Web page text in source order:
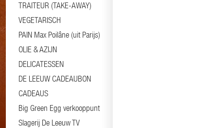
TRAITEUR (TAKE-AWAY)
VEGETARISCH
PAIN Max Poilâne (uit Parijs)
OLIE & AZIJN
DELICATESSEN
DE LEEUW CADEAUBON
CADEAUS
Big Green Egg verkooppunt
Slagerij De Leeuw TV